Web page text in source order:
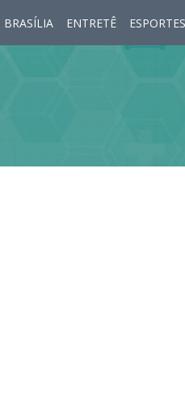
BRASÍLIA ENTRETÊ ESPORTES